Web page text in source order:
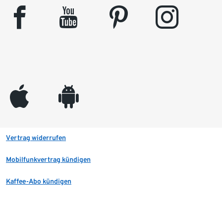
facebook youtube pinterest instagram
appleinc android
Vertrag widerrufen
Mobilfunkvertrag kündigen
Kaffee-Abo kündigen